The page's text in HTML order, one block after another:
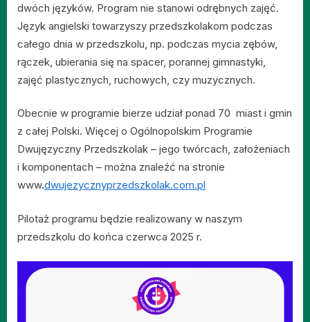
dwóch języków. Program nie stanowi odrębnych zajęć.
Język angielski towarzyszy przedszkolakom podczas
całego dnia w przedszkolu, np. podczas mycia zębów,
rączek, ubierania się na spacer, porannej gimnastyki,
zajęć plastycznych, ruchowych, czy muzycznych.
Obecnie w programie bierze udział ponad 70 miast i gmin
z całej Polski. Więcej o Ogólnopolskim Programie
Dwujęzyczny Przedszkolak – jego twórcach, założeniach
i komponentach – można znaleźć na stronie
www.dwujezycznyprzedszkolak.com.pl
Pilotaż programu będzie realizowany w naszym
przedszkolu do końca czerwca 2025 r.